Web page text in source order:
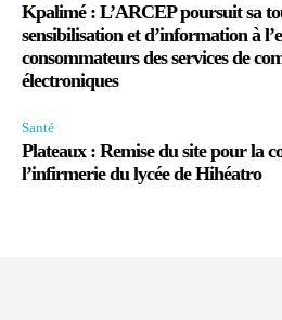
Kpalimé : L’ARCEP poursuit sa
sensibilisation et d’information à
consommateurs des services de
électroniques
Santé
Plateaux : Remise du site pour la
l’infirmerie du lycée de Hihéatro